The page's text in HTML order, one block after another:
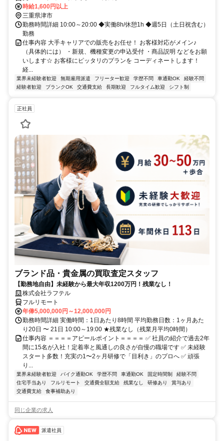
時給1,600円以上
三重県津市
勤務時間詳細 10:00～20:00 ◆実働8h/休憩1h ◆週5日（土日祝含む）
勤務
仕事内容 大手キャリアでの販売をお任せ！ お客様対応がメイン♪
（具体的には） ・新規、機種変更の申込受付 ・商品説明 などをお願
いします☆ お客様にピッタリのプランを コーディネートします！
経...
業界未経験者歓迎 無期雇用派遣 フリーター歓迎 学歴不問 車通勤OK
経験不問
経験者歓迎
ブランクOK 交通費支給 長期歓迎 フルタイム歓迎 シフト制
正社員
ブランド品・貴金属の買取査定スタッフ
【勤務地自由】未経験から最大年収1200万円！残業なし！
株式会社ラフテル
フルリモート
年俸5,000,000円～12,000,000円
勤務時間詳細 実働時間：1日あたり8時間 平均勤務日数：1ヶ月あた
り20日 〜 21日 10:00～19:00 ★残業なし（残業月平均0時間）
仕事内容 ＝＝＝＝アピールポイント＝＝＝＝ ✅ 社員の紹介で過去2年
間に15名が入社！定着率と風通しの良さが自慢の職場です ✅ 未経験
スタート多数！充実の1〜2ヶ月研修で「目利き」のプロへ ✅ 頑張
り...
業界未経験者歓迎 バイク通勤OK 学歴不問 車通勤OK 固定時間制
経験不問
住宅手当あり
フルリモート 交通費全額支給 残業なし 研修あり
賞与あり
交通費支給
食事補助あり
同じ企業の求人
派遣社員